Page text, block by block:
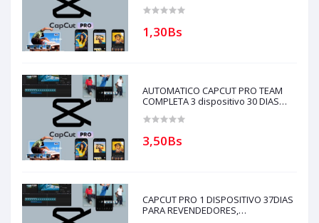
puede comprar) para soporte
1,30Bs
AUTOMATICO CAPCUT PRO TEAM
COMPLETA 3 dispositivo 30 DIAS
creditos puede comprar)
3,50Bs
CAPCUT PRO 1 DISPOSITIVO 37DIAS
PARA REVENDEDORES,